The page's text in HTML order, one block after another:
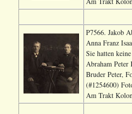
P7566. Jakob
Anna Franz
Sie hatten
Abraham Peter
Bruder Peter,
(#1254600)
Am Trakt